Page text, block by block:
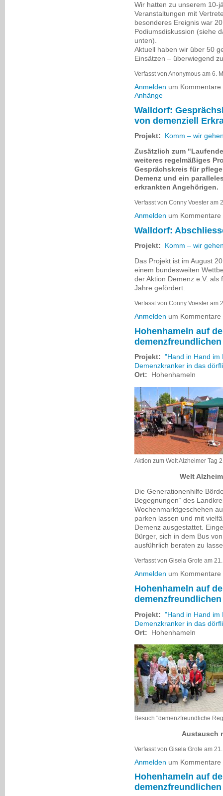
Wir hatten zu unserem 10-
Veranstaltungen mit
besonderes Ereignis war
Podiumsdiskussion (siehe
unten).
Aktuell haben wir über 50
Einsätzen – überwiegend
Verfasst von Anonymous am 6.
Anmelden um
Anhänge
Walldorf:
von demenziell
Projekt:
Komm – wir
Zusätzlich zum
weiteres regelmäßiges
Gesprächskreis für
Demenz und ein
erkrankten Angehörigen.
Verfasst von Conny Voester am
Anmelden um
Walldorf:
Projekt:
Komm – wir
Das Projekt ist im August
einem bundesweiten
der Aktion Demenz e.V.
Jahre gefördert.
Verfasst von Conny Voester am
Anmelden um
Hohenhameln auf
Projekt: "Hand in Hand im
Demenzkranker in das
Ort:
Hohenhameln
Aktion zum Welt Alzheimer Tag
Welt
Die Generationenhilfe
Begegnungen“ des
Wochenmarktgeschehen
parken lassen und mit
Demenz ausgestattet.
Bürger, sich in dem Bus
ausführlich beraten zu
Verfasst von Gisela Grote am
Anmelden um
Hohenhameln auf
Projekt: "Hand in Hand im
Demenzkranker in das
Ort:
Hohenhameln
Besuch "demenzfreundliche
Austausch mit
Verfasst von Gisela Grote am
Anmelden um
Hohenhameln auf